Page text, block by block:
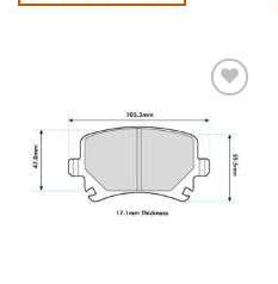
lista de
deseos